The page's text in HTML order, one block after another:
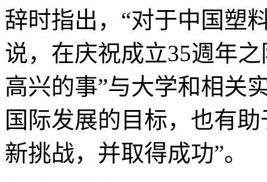
辞时指出，“对于中国塑
说，在庆祝成立35週年
高兴的事”与大学和相关
国际发展的目标，也有
新挑战，并取得成功”。